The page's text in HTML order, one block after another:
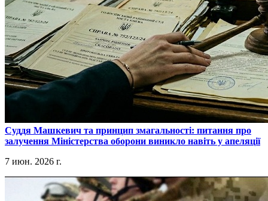
​Суддя Машкевич та принцип змагальності: питання про
залучення Міністерства оборони виникло навіть у апеляції
7 июн. 2026 г.